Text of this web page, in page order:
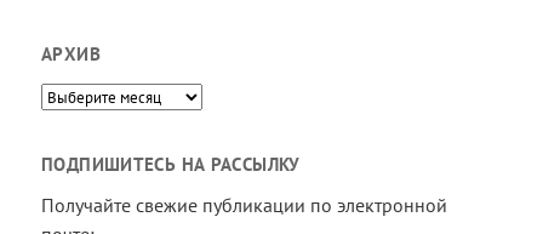
АРХИВ
Архив
ПОДПИШИТЕСЬ НА РАССЫЛКУ
Получайте свежие публикации по электронной